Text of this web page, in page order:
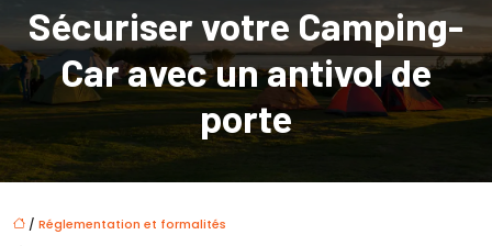
Sécuriser votre Camping-
Car avec un antivol de
porte
/ Réglementation et formalités